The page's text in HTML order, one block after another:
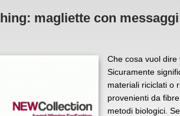
magliette con
Che cosa vuol
Sicuramente
materiali riciclati o
provenienti da
metodi biologici.